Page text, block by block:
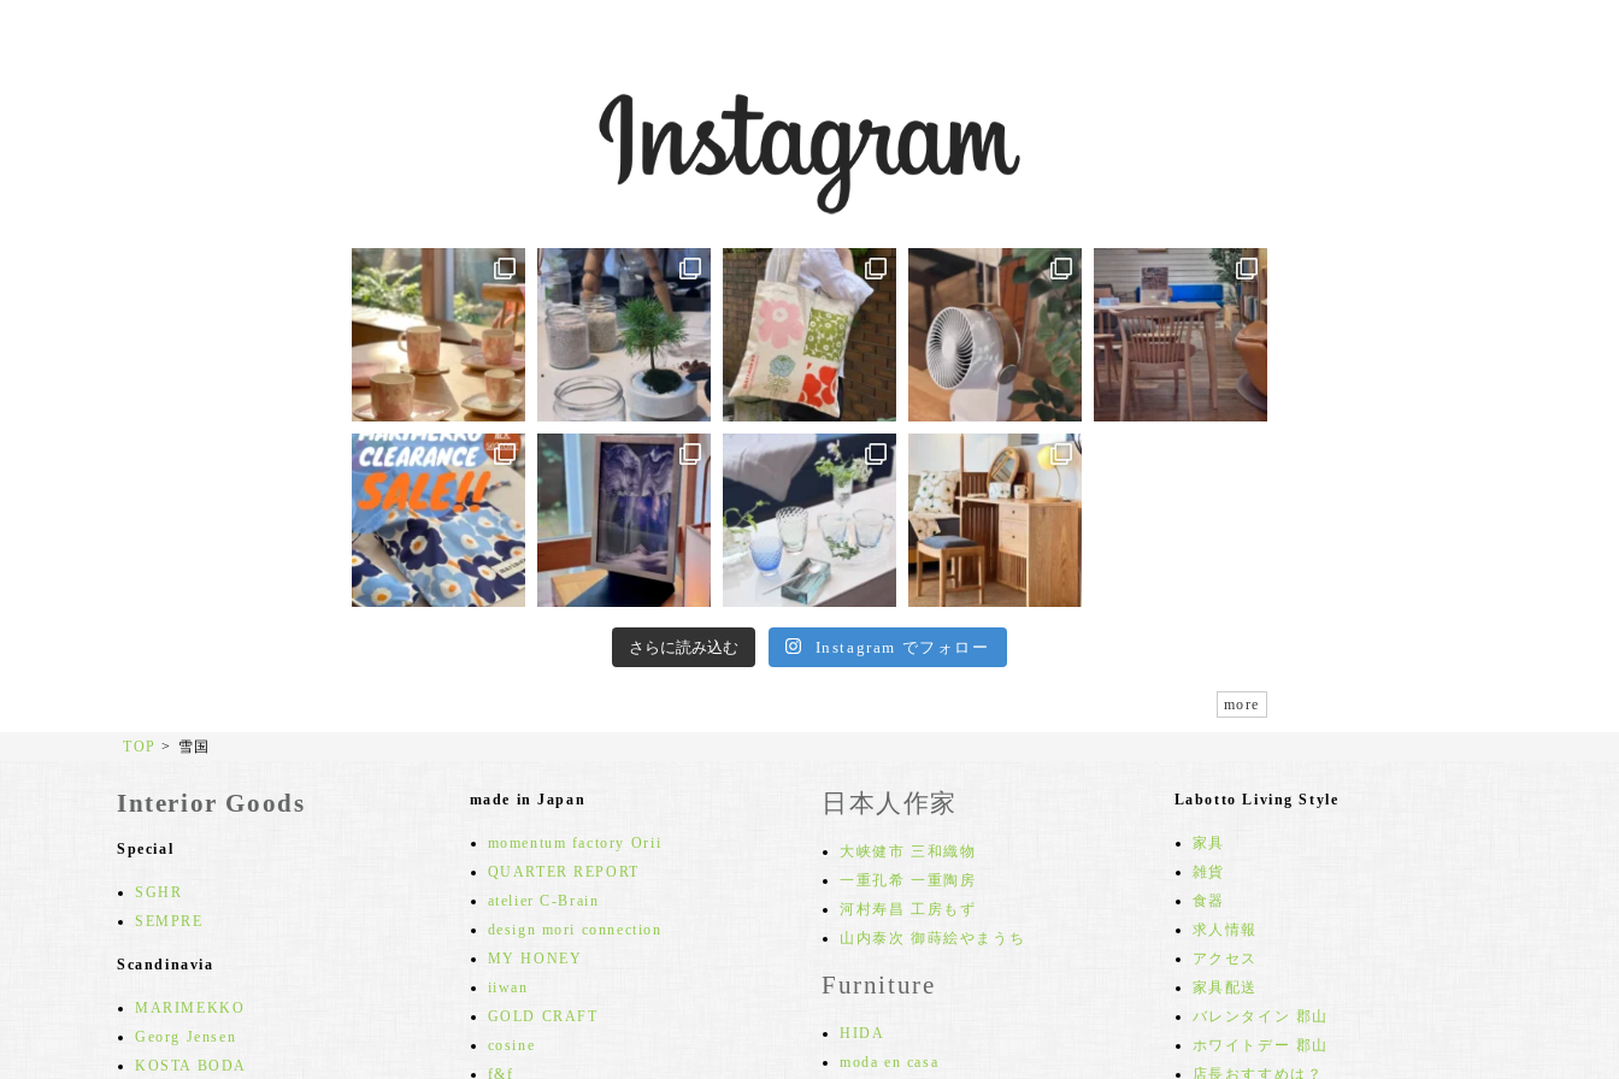
さらに読み込む Instagram でフォロー
more
TOP > 雪国
Interior Goods
Special
SGHR
SEMPRE
Scandinavia
MARIMEKKO
Georg Jensen
KOSTA BODA
made in Japan
momentum factory Orii
QUARTER REPORT
atelier C-Brain
design mori connection
MY HONEY
iiwan
GOLD CRAFT
cosine
f&f
日本人作家
大峡健市 三和織物
一重孔希 一重陶房
河村寿昌 工房もず
山内泰次 御蒔絵やまうち
Furniture
HIDA
moda en casa
Labotto Living Style
家具
雑貨
食器
求人情報
アクセス
家具配送
バレンタイン 郡山
ホワイトデー 郡山
店長おすすめは？